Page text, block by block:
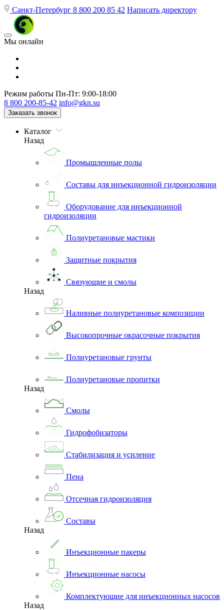
Санкт-Петербург 8 800 200 85 42 Написать директору
Мы онлайн
Режим работы Пн-Пт: 9:00-18:00
8 800 200-85-42 info@gkn.su
Заказать звонок
Каталог
Назад
Промышленные полы
Составы для инъекционной гидроизоляции
Оборудование для инъекционной
гидроизоляции
Полиуретановые мастики
Защитные покрытия
Связующие и смолы
Назад
Наливные полиуретановые композиции
Высокопрочные окрасочные покрытия
Полиуретановые грунты
Полиуретановые пропитки
Назад
Смолы
Гидрофобизаторы
Стабилизация и усиление
Пена
Отсечная гидроизоляция
Составы
Назад
Инъекционные пакеры
Инъекционные насосы
Комплектующие для инъекционных насосов
Назад